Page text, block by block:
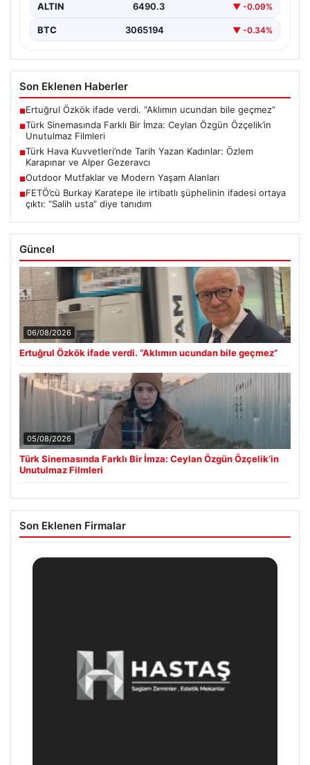
ALTIN 6490.3 ▼ -0.09%
BTC 3065194 ▼ -0.34%
Son Eklenen Haberler
■Ertuğrul Özkök ifade verdi. “Aklımın ucundan bile geçmez”
■Türk Sinemasında Farklı Bir İmza: Ceylan Özgün Özçelik’in
Unutulmaz Filmleri
■Türk Hava Kuvvetleri’nde Tarih Yazan Kadınlar: Özlem
Karapınar ve Alper Gezeravcı
■Outdoor Mutfaklar ve Modern Yaşam Alanları
■FETÖ’cü Burkay Karatepe ile irtibatlı şüphelinin ifadesi ortaya
çıktı: “Salih usta” diye tanıdım
Güncel
06/08/2026
Ertuğrul Özkök ifade verdi. “Aklımın ucundan bile geçmez”
05/08/2026
Türk Sinemasında Farklı Bir İmza: Ceylan Özgün Özçelik’in
Unutulmaz Filmleri
Son Eklenen Firmalar